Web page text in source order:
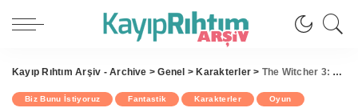
Kayıp Rıhtım Arşiv - Archive >Genel > Karakterler > The Witcher 3: Wild Hunt Çıktı!
Biz Bunu İstiyoruz Fantastik Karakterler Oyun